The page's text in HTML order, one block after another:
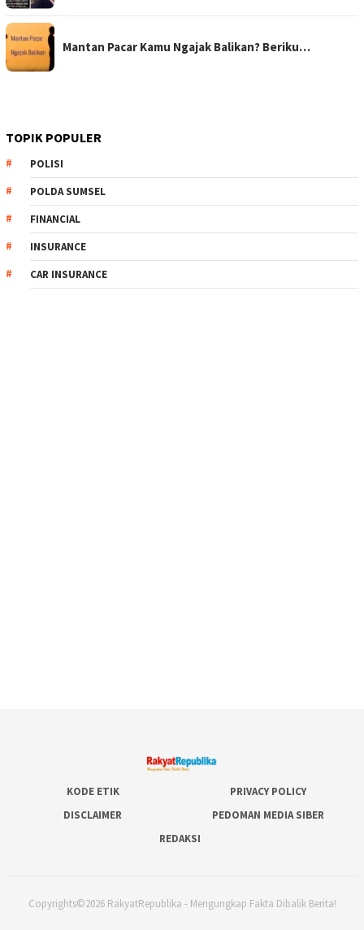
Mantan Pacar Kamu Ngajak Balikan? Beriku…
TOPIK POPULER
POLISI
POLDA SUMSEL
FINANCIAL
INSURANCE
CAR INSURANCE
KODE ETIK
PRIVACY POLICY
DISCLAIMER
PEDOMAN MEDIA SIBER
REDAKSI
Copyrights©2026 RakyatRepublika - Mengungkap Fakta Dibalik Berita!